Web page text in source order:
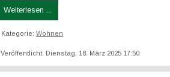
Weiterlesen ...
Kategorie: Wohnen
Veröffentlicht: Dienstag, 18. März 2025 17:50